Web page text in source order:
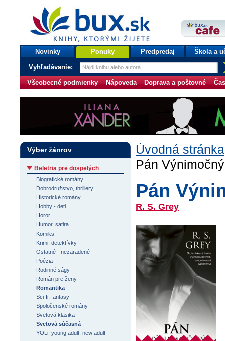
bux.sk
knihy, ktorými žijete
Úvodná stránka
Novinky Ponuky Predpredaj Škola a
Vyhľadávanie:
Všeobecné podmienky Nápoveda Doprava a poštovné
Úvodná stránka
Pán Výnimočný
Pán
R. S. Grey
Výber žánrov
Beletria pre dospelých
Biografické romány
Dobrodružstvo, thrillery
Historické romány
Hobby - deti
Horor
Humor, satira
Komiks
Krimi, detektívky
Ostatné - nezaradené
Poézia
Rodinné ságy
Román pre ženy
Romantika
Sci-fi, fantasy
Spoločenské romány
Svetová klasika
Svetová súčasná
YOLi, young adult, new adult